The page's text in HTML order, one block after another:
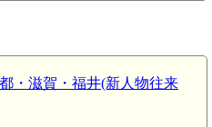
・滋賀・福井(新人物往来